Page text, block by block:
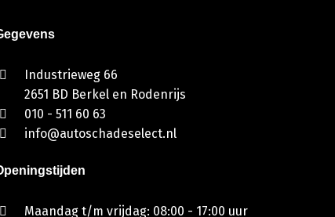
Industrieweg 66
2651 BD Berkel en Rodenrijs
010 - 511 60 63
info@autoschadeselect.nl
Maandag t/m vrijdag: 08:00 - 17:00 uur